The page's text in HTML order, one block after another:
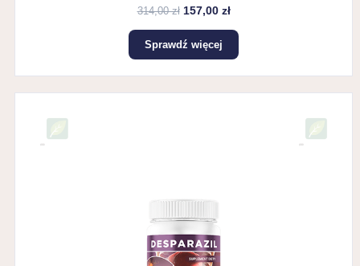
314,00 zł157,00 zł
Sprawdź więcej